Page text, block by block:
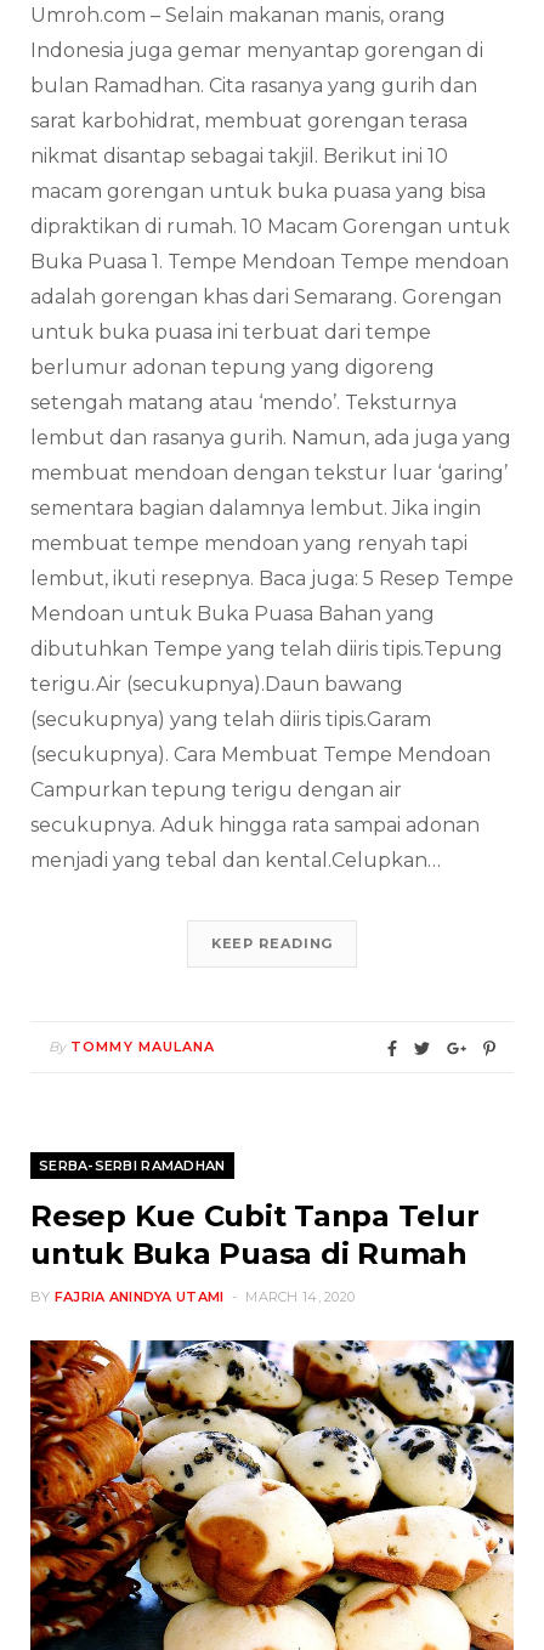
Umroh.com – Selain makanan manis, orang
Indonesia juga gemar menyantap gorengan di
bulan Ramadhan. Cita rasanya yang gurih dan
sarat karbohidrat, membuat gorengan terasa
nikmat disantap sebagai takjil. Berikut ini 10
macam gorengan untuk buka puasa yang bisa
dipraktikan di rumah. 10 Macam Gorengan untuk
Buka Puasa 1. Tempe Mendoan Tempe mendoan
adalah gorengan khas dari Semarang. Gorengan
untuk buka puasa ini terbuat dari tempe
berlumur adonan tepung yang digoreng
setengah matang atau ‘mendo’. Teksturnya
lembut dan rasanya gurih. Namun, ada juga yang
membuat mendoan dengan tekstur luar ‘garing’
sementara bagian dalamnya lembut. Jika ingin
membuat tempe mendoan yang renyah tapi
lembut, ikuti resepnya. Baca juga: 5 Resep Tempe
Mendoan untuk Buka Puasa Bahan yang
dibutuhkan Tempe yang telah diiris tipis.Tepung
terigu.Air (secukupnya).Daun bawang
(secukupnya) yang telah diiris tipis.Garam
(secukupnya). Cara Membuat Tempe Mendoan
Campurkan tepung terigu dengan air
secukupnya. Aduk hingga rata sampai adonan
menjadi yang tebal dan kental.Celupkan…
KEEP READING
By TOMMY MAULANA
SERBA-SERBI RAMADHAN
Resep Kue Cubit Tanpa Telur
untuk Buka Puasa di Rumah
BY FAJRIA ANINDYA UTAMI MARCH 14, 2020